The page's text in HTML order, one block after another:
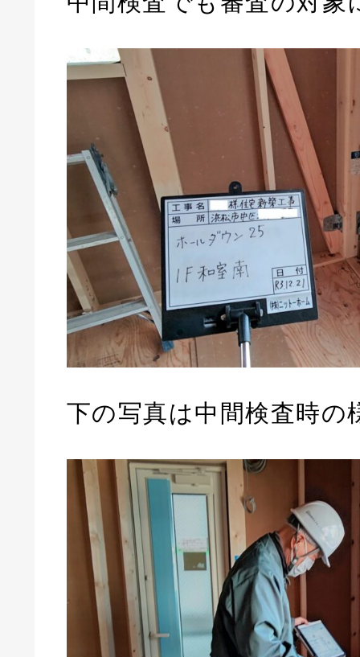
下の写真は中間検査時の